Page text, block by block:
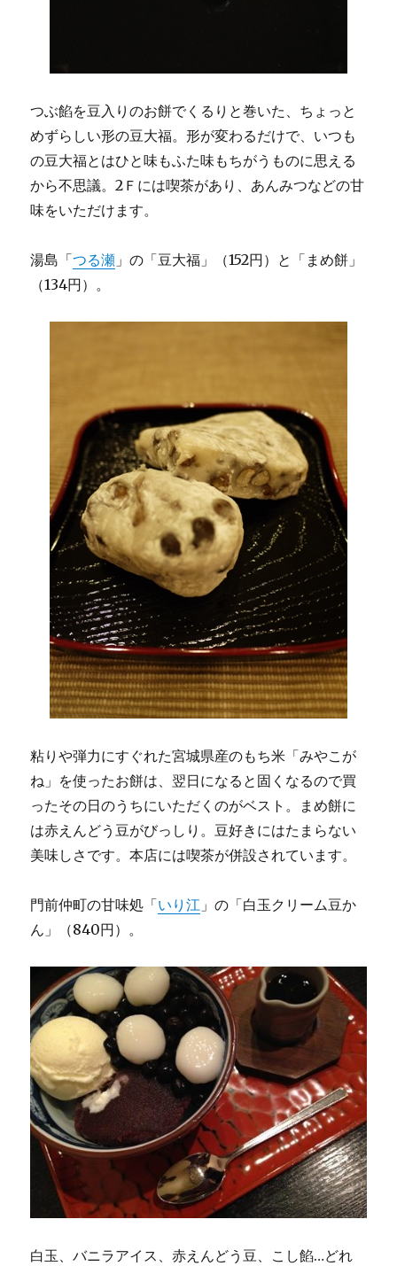
つぶ餡を豆入りのお餅でくるりと巻いた、ちょっと
めずらしい形の豆大福。形が変わるだけで、いつも
の豆大福とはひと味もふた味もちがうものに思える
から不思議。2Ｆには喫茶があり、あんみつなどの甘
味をいただけます。
湯島「つる瀬 」の「豆大福」（152円）と「まめ餅」
（134円）。
粘りや弾力にすぐれた宮城県産のもち米「みやこが
ね」を使ったお餅は、翌日になると固くなるので買
ったその日のうちにいただくのがベスト。まめ餅に
は赤えんどう豆がびっしり。豆好きにはたまらない
美味しさです。本店には喫茶が併設されています。
門前仲町の甘味処「いり江 」の「白玉クリーム豆か
ん」（840円）。
白玉、バニラアイス、赤えんどう豆、こし餡…どれ